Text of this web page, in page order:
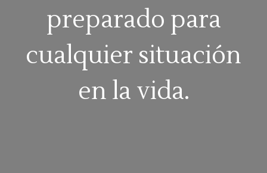
preparado para
cualquier situación
en la vida.